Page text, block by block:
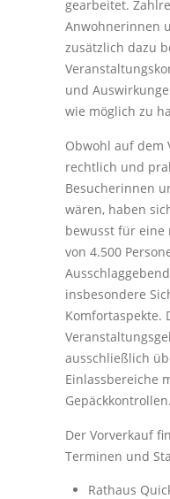
gearbeitet.
Anwohnerinnen
zusätzlich dazu
und
wie möglich zu
Obwohl auf dem
rechtlich und
Besucherinnen
wären, haben
bewusst für eine
von 4.500
insbesondere
Komfortaspekte.
ausschließlich
Einlassbereiche
Gepäckkontrollen.
Der Vorverkauf
Terminen und
Rathaus